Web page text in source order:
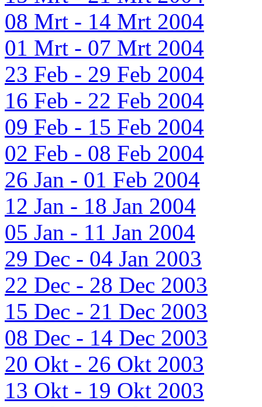
08 Mrt - 14 Mrt 2004
01 Mrt - 07 Mrt 2004
23 Feb - 29 Feb 2004
16 Feb - 22 Feb 2004
09 Feb - 15 Feb 2004
02 Feb - 08 Feb 2004
26 Jan - 01 Feb 2004
12 Jan - 18 Jan 2004
05 Jan - 11 Jan 2004
29 Dec - 04 Jan 2003
22 Dec - 28 Dec 2003
15 Dec - 21 Dec 2003
08 Dec - 14 Dec 2003
20 Okt - 26 Okt 2003
13 Okt - 19 Okt 2003